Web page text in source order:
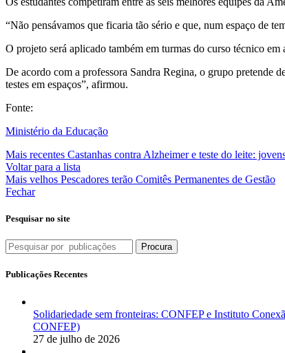
“Não pensávamos que ficaria tão sério e que, num espaço de
O projeto será aplicado também em turmas do curso técnico em
De acordo com a professora Sandra Regina, o grupo pretende
testes em espaços”, afirmou.
Fonte:
Ministério da Educação
Mais recentes Castanhas contra Alzheimer e teste do leite:
Voltar para a lista
Mais velhos Pescadores terão Comitês Permanentes de Gestão
Fechar
Pesquisar no site
Procura
Publicações Recentes
Solidariedade sem fronteiras: CONFEP e Instituto
CONFEP)
27 de julho de 2026